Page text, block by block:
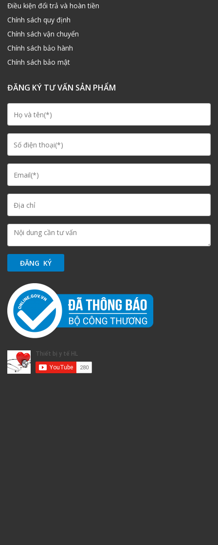
Điều kiện đổi trả và hoàn tiền
Chính sách quy định
Chính sách vận chuyển
Chính sách bảo hành
Chính sách bảo mật
ĐĂNG KÝ TƯ VẤN SẢN PHẨM